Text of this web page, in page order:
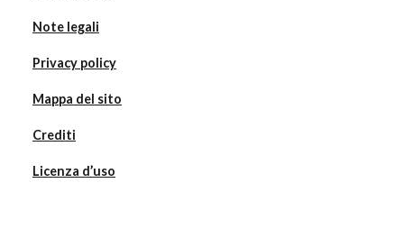
Note legali
Privacy policy
Mappa del sito
Crediti
Licenza d’uso